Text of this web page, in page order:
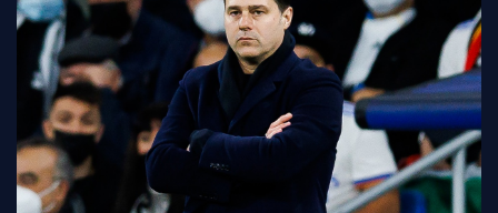
PSG
LIGUE 1
REAL MADRID
FC BARCELONE
MANCHESTER UNITED
CHELSEA
ARSENAL
BAYERN